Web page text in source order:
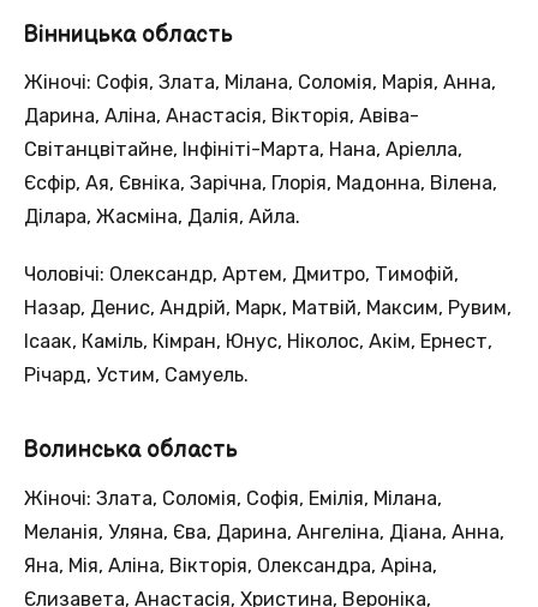
Вінницька область
Жіночі: Софія, Злата, Мілана, Соломія, Марія, Анна,
Дарина, Аліна, Анастасія, Вікторія, Авіва-
Світанцвітайне, Інфініті-Марта, Нана, Аріелла,
Єсфір, Ая, Євніка, Зарічна, Глорія, Мадонна, Вілена,
Ділара, Жасміна, Далія, Айла.
Чоловічі: Олександр, Артем, Дмитро, Тимофій,
Назар, Денис, Андрій, Марк, Матвій, Максим, Рувим,
Ісаак, Каміль, Кімран, Юнус, Ніколос, Акім, Ернест,
Річард, Устим, Самуель.
Волинська область
Жіночі: Злата, Соломія, Софія, Емілія, Мілана,
Меланія, Уляна, Єва, Дарина, Ангеліна, Діана, Анна,
Яна, Мія, Аліна, Вікторія, Олександра, Аріна,
Єлизавета, Анастасія, Христина, Вероніка,